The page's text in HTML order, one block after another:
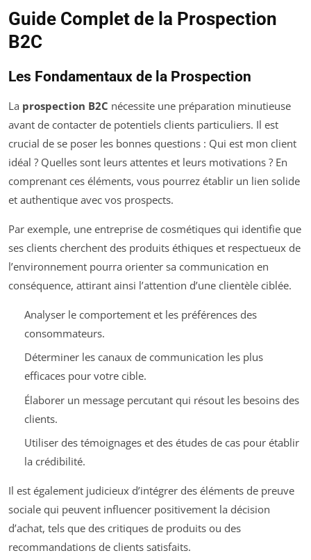
Guide Complet de la Prospection
B2C
Les Fondamentaux de la Prospection
La prospection B2C nécessite une préparation minutieuse
avant de contacter de potentiels clients particuliers. Il est
crucial de se poser les bonnes questions : Qui est mon client
idéal ? Quelles sont leurs attentes et leurs motivations ? En
comprenant ces éléments, vous pourrez établir un lien solide
et authentique avec vos prospects.
Par exemple, une entreprise de cosmétiques qui identifie que
ses clients cherchent des produits éthiques et respectueux de
l’environnement pourra orienter sa communication en
conséquence, attirant ainsi l’attention d’une clientèle ciblée.
Analyser le comportement et les préférences des
consommateurs.
Déterminer les canaux de communication les plus
efficaces pour votre cible.
Élaborer un message percutant qui résout les besoins des
clients.
Utiliser des témoignages et des études de cas pour établir
la crédibilité.
Il est également judicieux d’intégrer des éléments de preuve
sociale qui peuvent influencer positivement la décision
d’achat, tels que des critiques de produits ou des
recommandations de clients satisfaits.